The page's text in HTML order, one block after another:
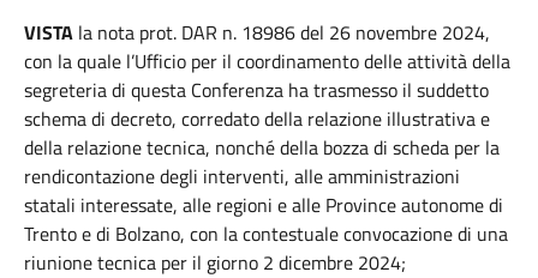
VISTA la nota prot. DAR n. 18986 del 26 novembre 2024,
con la quale l’Ufficio per il coordinamento delle attività della
segreteria di questa Conferenza ha trasmesso il suddetto
schema di decreto, corredato della relazione illustrativa e
della relazione tecnica, nonché della bozza di scheda per la
rendicontazione degli interventi, alle amministrazioni
statali interessate, alle regioni e alle Province autonome di
Trento e di Bolzano, con la contestuale convocazione di una
riunione tecnica per il giorno 2 dicembre 2024;